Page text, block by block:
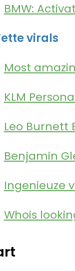
BMW:
virals
Most
KLM
Leo Burnett
Benjamin
Ingenieuze
Whois